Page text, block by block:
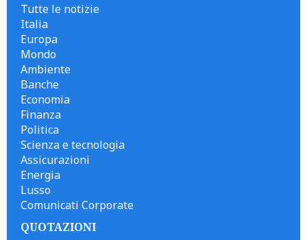
Tutte le notizie
Italia
Europa
Mondo
Ambiente
Banche
Economia
Finanza
Politica
Scienza e tecnologia
Assicurazioni
Energia
Lusso
Comunicati Corporate
QUOTAZIONI